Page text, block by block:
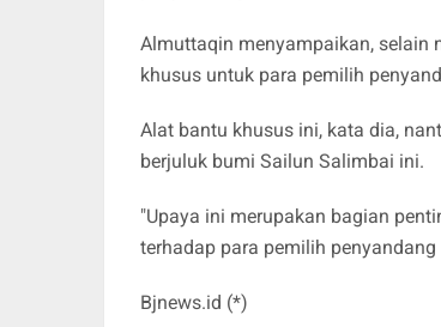
Almuttaqin menyampaikan, selain
khusus untuk para pemilih
Alat bantu khusus ini, kata dia,
berjuluk bumi Sailun Salimbai ini.
"Upaya ini merupakan bagian
terhadap para pemilih
Bjnews.id (*)